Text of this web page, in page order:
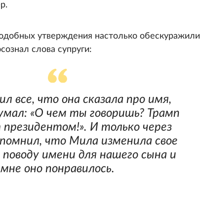
утверждения настолько обескуражили
слова супруги:
все, что она сказала про имя,
«О чем ты говоришь? Трамп
И только через
что Мила изменила свое
имени для нашего сына и
мне оно понравилось.